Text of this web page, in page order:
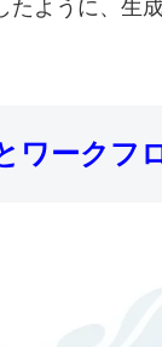
たように、生
ワークフ